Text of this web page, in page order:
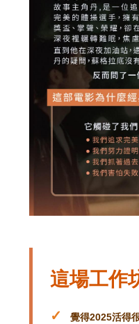
這場工作
✓覺得2025活得